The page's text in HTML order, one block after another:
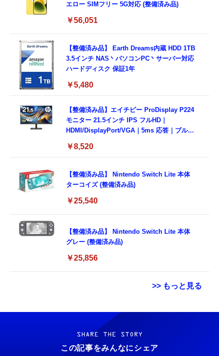
エロー SIMフリー 5G対応 (整備済み品)
￥56,051
【整備済み品】 Earth Dreams内蔵 HDD 1TB
3.5インチ NAS丶パソコンPC丶サーバー対応
ハードディスク 保証1年
￥5,480
【整備済み品】エイチピー ProDisplay P224
モニター 21.5インチ IPS フルHD｜
HDMI/DisplayPort/VGA｜5ms 応答｜ブルー
応
￥8,520
【整備済み品】 Nintendo Switch Lite 本体
ターコイズ (整備済み品)
￥25,540
【整備済み品】 Nintendo Switch Lite 本体
グレー (整備済み品)
￥25,856
>> もっと見る
【New】Amazon Fire TV Stick HD | 手軽に
ストリーミングをはじめよう | ストリーミン
グメディアプレイヤー
￥6,980
リズム天国 ミラクルスターズ -Switch
￥5,645
TAMASHII NATIONS S.H.フィギュアーツ
ONE PIECE シャンクス -マリンフォード頂上
決戦- 約165mm PVC&ABS&布製 塗装済み可
動フィギュア
￥9,900
SHARE THE STORY
この記事をみんなにシェア